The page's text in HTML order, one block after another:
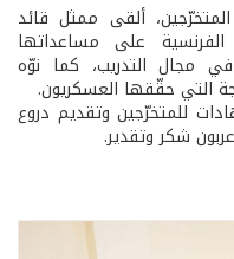
ألقى ممثل قائد
على مساعداتها
مجال التدريب، كما نوّه
التي حقّقها العسكريون.
للمتخرّجين وتقديم دروع
شكر وتقدير.